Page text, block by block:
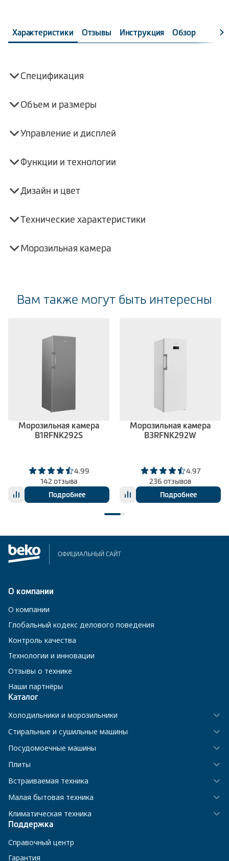
Характеристики Отзывы Инструкция Обзор
Спецификация
Объем и размеры
Управление и дисплей
Функции и технологии
Дизайн и цвет
Технические характеристики
Морозильная камера
Вам также могут быть интересны
Морозильная камера
B1RFNK292S
4.99
142 отзыва
Подробнее
Морозильная камера
B3RFNK292W
4.97
236 отзывов
Подробнее
ОФИЦИАЛЬНЫЙ САЙТ
О компании
О компании
Глобальный кодекс делового поведения
Контроль качества
Технологии и инновации
Отзывы о технике
Наши партнёры
Каталог
Холодильники и морозильники
Стиральные и сушильные машины
Посудомоечные машины
Плиты
Встраиваемая техника
Малая бытовая техника
Климатическая техника
Поддержка
Справочный центр
Гарантия